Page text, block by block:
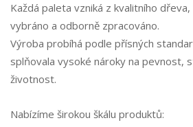
Každá paleta vzniká z kvalitního
vybráno a odborně zpracováno.
Výroba probíhá podle přísných
splňovala vysoké nároky na pevnost,
životnost.
Nabízíme širokou škálu produktů: